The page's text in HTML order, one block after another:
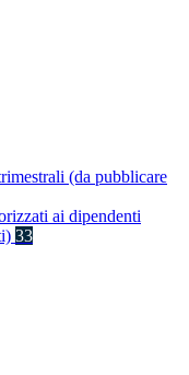
(da pubblicare
ai dipendenti
33